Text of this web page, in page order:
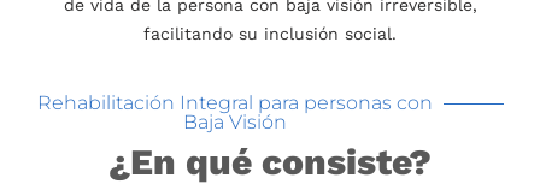
de vida de la persona con baja visión irreversible,
facilitando su inclusión social.
Rehabilitación Integral para personas con
Baja Visión
¿En qué consiste?